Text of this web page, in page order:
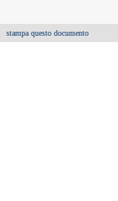
stampa questo documento